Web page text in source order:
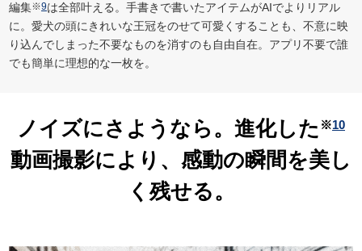
編集※9は全部叶える。手書きで書いたアイテムがAIでよりリアル
に。愛犬の頭にきれいな王冠をのせて可愛くすることも、不意に映
り込んでしまった不要なものを消すのも自由自在。アプリ不要で誰
でも簡単に理想的な一枚を。
ノイズにさようなら。 進化した ※10
動画撮影により、 感動の瞬間を美し
く残せる。